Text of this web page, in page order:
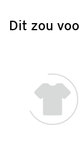
Dit zou